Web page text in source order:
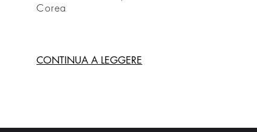
Corea
CONTINUA A LEGGERE